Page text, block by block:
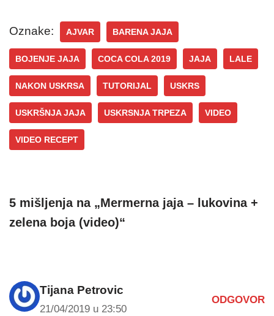
Oznake: AJVAR BARENA JAJA
BOJENJE JAJA COCA COLA 2019 JAJA LALE
NAKON USKRSA TUTORIJAL USKRS
USKRŠNJA JAJA USKRSNJA TRPEZA VIDEO
VIDEO RECEPT
5 mišljenja na „Mermerna jaja – lukovina +
zelena boja (video)“
Tijana Petrovic
21/04/2019 u 23:50
ODGOVOR